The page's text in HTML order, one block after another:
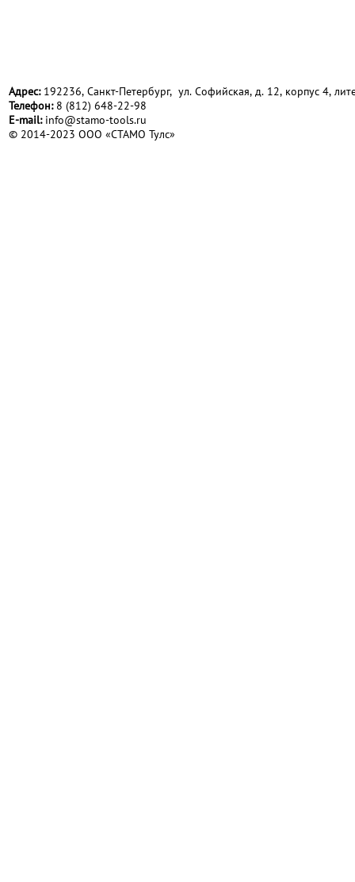
Адрес:192236, Санкт-Петербург, ул. Софийская, д. 12, корпус 4,
Телефон:8 (812) 648-22-98
Е-mail: info@stamo-tools.ru
© 2014-2023 ООО «СТАМО Тулс»